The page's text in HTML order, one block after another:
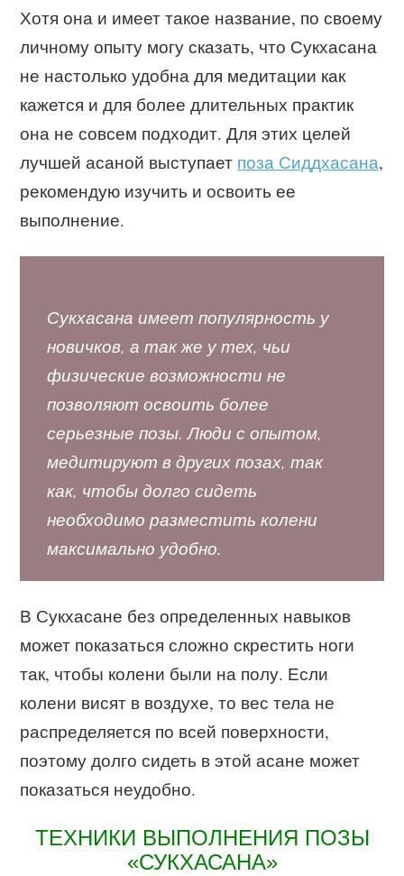
Хотя она и имеет такое название, по своему
личному опыту могу сказать, что Сукхасана
не настолько удобна для медитации как
кажется и для более длительных практик
она не совсем подходит. Для этих целей
лучшей асаной выступает поза Сиддхасана,
рекомендую изучить и освоить ее
выполнение.
Сукхасана имеет популярность у
новичков, а так же у тех, чьи
физические возможности не
позволяют освоить более
серьезные позы. Люди с опытом,
медитируют в других позах, так
как, чтобы долго сидеть
необходимо разместить колени
максимально удобно.
В Сукхасане без определенных навыков
может показаться сложно скрестить ноги
так, чтобы колени были на полу. Если
колени висят в воздухе, то вес тела не
распределяется по всей поверхности,
поэтому долго сидеть в этой асане может
показаться неудобно.
ТЕХНИКИ ВЫПОЛНЕНИЯ ПОЗЫ
«СУКХАСАНА»